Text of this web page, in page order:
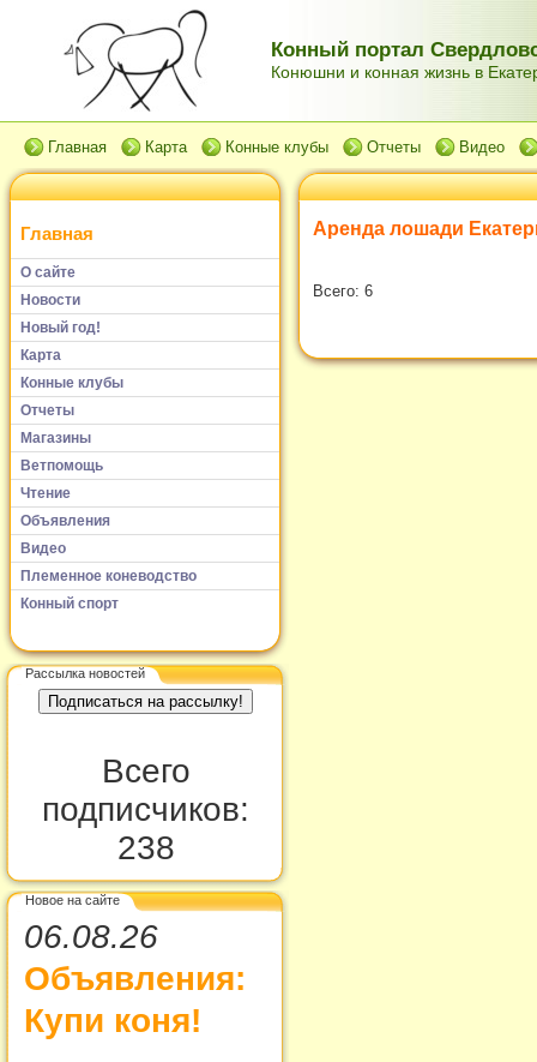
Конный портал
Конюшни и конная жизнь в
Главная Карта Конные клубы Отчеты Видео
Главная
О сайте
Новости
Новый год!
Карта
Конные клубы
Отчеты
Магазины
Ветпомощь
Чтение
Объявления
Видео
Племенное коневодство
Конный спорт
Рассылка новостей
Всего
подписчиков:
238
Новое на сайте
06.08.26
Объявления:
Купи коня!
Аренда лошади
Всего: 6